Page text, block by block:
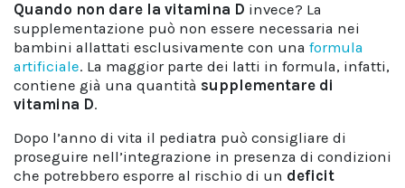
Quando non dare la vitamina D invece? La
supplementazione può non essere necessaria nei
bambini allattati esclusivamente con una formula
artificiale. La maggior parte dei latti in formula, infatti,
contiene già una quantità supplementare di
vitamina D.
Dopo l’anno di vita il pediatra può consigliare di
proseguire nell’integrazione in presenza di condizioni
che potrebbero esporre al rischio di un deficit